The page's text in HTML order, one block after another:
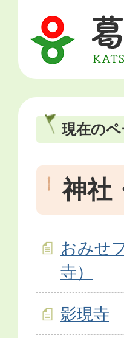
現在のペ
神社
おみせ
寺）
影現寺